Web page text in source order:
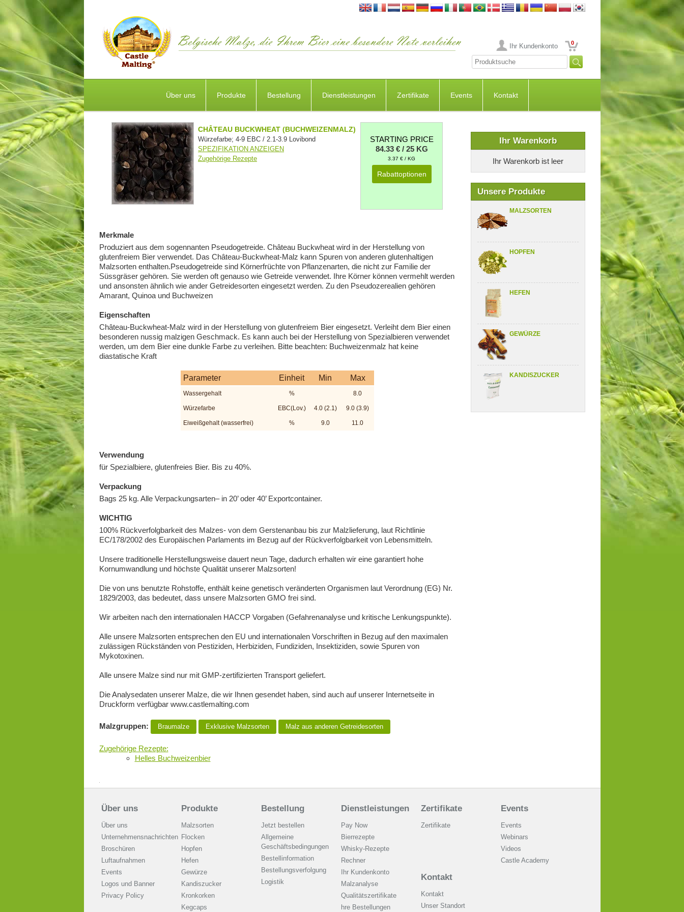
Ihr Kundenkonto 0
Über uns Produkte Bestellung Dienstleistungen Zertifikate Events Kontakt
Ihr Warenkorb
Ihr Warenkorb ist leer
Unsere Produkte
MALZSORTEN
HOPFEN
HEFEN
GEWÜRZE
KANDISZUCKER
CHÂTEAU BUCKWHEAT (BUCHWEIZENMALZ)
Würzefarbe; 4-9 EBC / 2.1-3.9 Lovibond
SPEZIFIKATION ANZEIGEN
Zugehörige Rezepte
STARTING PRICE
84.33 € / 25 KG
3.37 € / KG
Rabattoptionen
Merkmale
Produziert aus dem sogennanten Pseudogetreide. Château Buckwheat wird in der Herstellung von
glutenfreiem Bier verwendet. Das Château-Buckwheat-Malz kann Spuren von anderen glutenhaltigen
Malzsorten enthalten.Pseudogetreide sind Körnerfrüchte von Pflanzenarten, die nicht zur Familie der
Süssgräser gehören. Sie werden oft genauso wie Getreide verwendet. Ihre Körner können vermehlt werden
und ansonsten ähnlich wie ander Getreidesorten eingesetzt werden. Zu den Pseudozerealien gehören
Amarant, Quinoa und Buchweizen
Eigenschaften
Château-Buckwheat-Malz wird in der Herstellung von glutenfreiem Bier eingesetzt. Verleiht dem Bier einen
besonderen nussig malzigen Geschmack. Es kann auch bei der Herstellung von Spezialbieren verwendet
werden, um dem Bier eine dunkle Farbe zu verleihen. Bitte beachten: Buchweizenmalz hat keine
diastatische Kraft
Parameter Einheit Min Max
Wassergehalt % 8.0
Würzefarbe EBC(Lov.) 4.0 (2.1) 9.0 (3.9)
Eiweißgehalt (wasserfrei) % 9.0 11.0
Verwendung
für Spezialbiere, glutenfreies Bier. Bis zu 40%.
Verpackung
Bags 25 kg. Alle Verpackungsarten– in 20’ oder 40’ Exportcontainer.
WICHTIG
100% Rückverfolgbarkeit des Malzes- von dem Gerstenanbau bis zur Malzlieferung, laut Richtlinie
EC/178/2002 des Europäischen Parlaments im Bezug auf der Rückverfolgbarkeit von Lebensmitteln.
Unsere traditionelle Herstellungsweise dauert neun Tage, dadurch erhalten wir eine garantiert hohe
Kornumwandlung und höchste Qualität unserer Malzsorten!
Die von uns benutzte Rohstoffe, enthält keine genetisch veränderten Organismen laut Verordnung (EG) Nr.
1829/2003, das bedeutet, dass unsere Malzsorten GMO frei sind.
Wir arbeiten nach den internationalen HACCP Vorgaben (Gefahrenanalyse und kritische Lenkungspunkte).
Alle unsere Malzsorten entsprechen den EU und internationalen Vorschriften in Bezug auf den maximalen
zulässigen Rückständen von Pestiziden, Herbiziden, Fundiziden, Insektiziden, sowie Spuren von
Mykotoxinen.
Alle unsere Malze sind nur mit GMP-zertifizierten Transport geliefert.
Die Analysedaten unserer Malze, die wir Ihnen gesendet haben, sind auch auf unserer Internetseite in
Druckform verfügbar www.castlemalting.com
Malzgruppen: Braumalze Exklusive Malzsorten Malz aus anderen Getreidesorten
Zugehörige Rezepte:
Helles Buchweizenbier
Über uns
Über uns
Unternehmensnachrichten
Broschüren
Luftaufnahmen
Events
Logos und Banner
Privacy Policy
Produkte
Malzsorten
Flocken
Hopfen
Hefen
Gewürze
Kandiszucker
Kronkorken
Kegcaps
Bestellung
Jetzt bestellen
Allgemeine
Geschäftsbedingungen
Bestellinformation
Bestellungsverfolgung
Logistik
Dienstleistungen
Pay Now
Bierrezepte
Whisky-Rezepte
Rechner
Ihr Kundenkonto
Malzanalyse
Qualitätszertifikate
hre Bestellungen
Zertifikate
Zertifikate
Events
Events
Webinars
Videos
Castle Academy
Kontakt
Kontakt
Unser Standort